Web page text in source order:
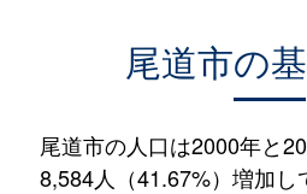
尾道市の
尾道市の人口は2000年と
8,584人（41.67%）増加し